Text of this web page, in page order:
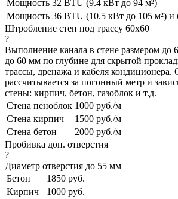
Мощность 32 BTU (9.4 кВт до 94 м²)
Мощность 36 BTU (10.5 кВт до 105 м²) и
Штробление стен под трассу 60х60
?
Выполнение канала в стене размером
до 60 мм по глубине для скрытой
трассы, дренажа и кабеля кондиционера.
рассчитывается за погонный метр и
стены: кирпич, бетон, газоблок и т.д.
Стена пеноблок 1000 руб./м
Стена кирпич
1500 руб./м
Стена бетон
2000 руб./м
Пробивка доп. отверстия
?
Диаметр отверстия до 55 мм
Бетон
1850 руб.
Кирпич
1000 руб.